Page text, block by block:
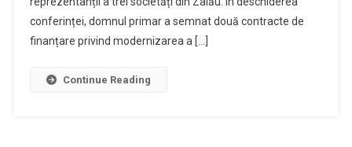
conferinței, domnul primar a semnat două contracte de
finanțare privind modernizarea a […]
Continue Reading